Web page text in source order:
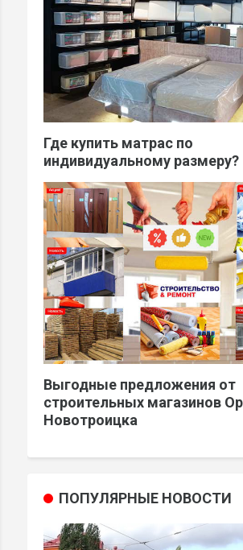
Где купить матрас по
индивидуальному размеру?
Выгодные предложения от
строительных магазинов
Новотроицка
ПОПУЛЯРНЫЕ НОВОСТИ